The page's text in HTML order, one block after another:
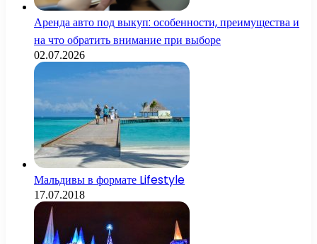
Аренда авто под выкуп: особенности, преимущества и
на что обратить внимание при выборе
02.07.2026
Мальдивы в формате Lifestyle
17.07.2018